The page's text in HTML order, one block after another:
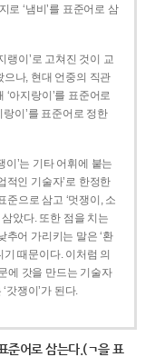
로 ‘냄비’를 표준어로 삼
랭이’로 고쳐진 것이 교
으나, 현대 언중의 직관
‘아지랑이’를 표준어로
이’를 표준어로 정한
이’는 기타 어휘에 붙는
적인 기술자’로 한정한
준으로 삼고 ‘멋쟁이, 소
삼았다. 또한 점을 치는
추어 가리키는 말은 ‘환
때문이다. 이처럼 의
에 갓을 만드는 기술자
갓쟁이’가 된다.
준어로 삼는다.(ㄱ을 표